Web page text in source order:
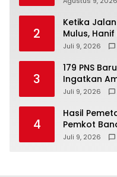
2
Ketika
Mulus,
Juli 9, 2026
3
179 PNS
Ingatkan
Formalitas
Juli 9, 2026
4
Hasil
Pemkot
Sekolah
Juli 9, 2026